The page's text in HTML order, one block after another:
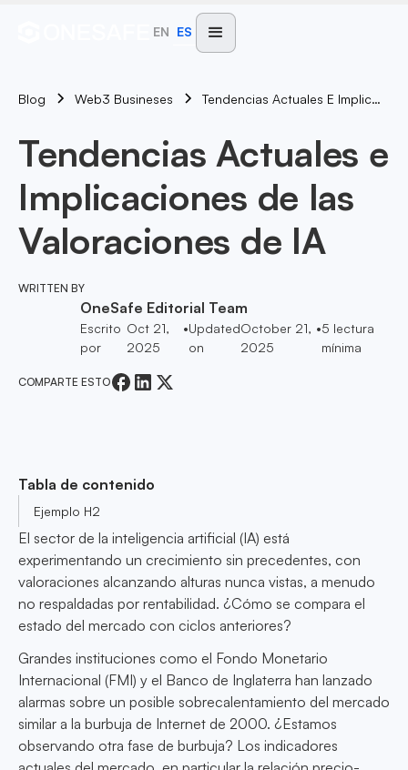
EN ES
Blog Web3 Busineses Tendencias Actuales E Implicaciones De Las Valoraciones De IA
Tendencias Actuales e
Implicaciones de las
Valoraciones de IA
WRITTEN BY
OneSafe Editorial Team
Escrito
por
Oct 21,
2025
•Updated
on
October 21,
2025
•5 lectura
mínima
COMPARTE ESTO
Tabla de contenido
Ejemplo H2
El sector de la inteligencia artificial (IA) está
experimentando un crecimiento sin precedentes, con
valoraciones alcanzando alturas nunca vistas, a menudo
no respaldadas por rentabilidad. ¿Cómo se compara el
estado del mercado con ciclos anteriores?
Grandes instituciones como el Fondo Monetario
Internacional (FMI) y el Banco de Inglaterra han lanzado
alarmas sobre un posible sobrecalentamiento del mercado
similar a la burbuja de Internet de 2000. ¿Estamos
observando otra fase de burbuja? Los indicadores